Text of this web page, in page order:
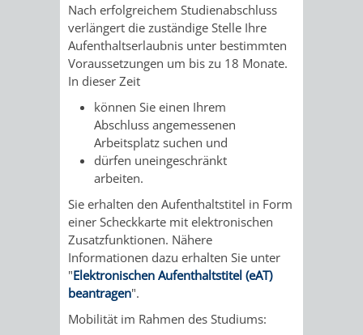
STADTHALLE
ROLF-
ENGELBRECHT-
HAUS
BÜRGERSAAL
IM
ALTEN
RATHAUS
Nach erfolgreichem Studienabschluss
verlängert die zuständige Stelle Ihre
Aufenthaltserlaubnis unter bestimmten
Voraussetzungen um bis zu 18 Monate.
In dieser Zeit
können Sie einen Ihrem
Abschluss angemessenen
Arbeitsplatz suchen und
dürfen uneingeschränkt
arbeiten.
Sie erhalten den Aufenthaltstitel in Form
einer Scheckkarte mit elektronischen
Zusatzfunktionen. Nähere
Informationen dazu erhalten Sie unter
"Elektronischen Aufenthaltstitel (eAT)
beantragen".
Mobilität im Rahmen des Studiums: